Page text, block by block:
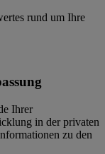
rund um Ihre
Ihrer
in der privaten
zu den